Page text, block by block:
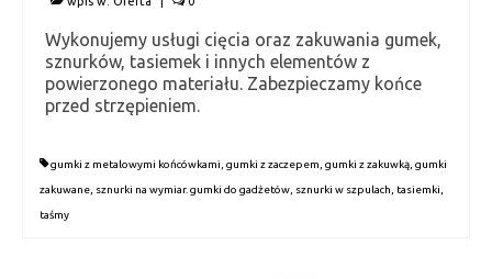
Wykonujemy usługi cięcia oraz zakuwania gumek,
sznurków, tasiemek i innych elementów z
powierzonego materiału. Zabezpieczamy końce
przed strzępieniem.
gumki z metalowymi końcówkami gumki z zaczepem gumki z zakuwką gumki
zakuwane sznurki na wymiar. gumki do gadżetów sznurki w szpulach tasiemki
taśmy